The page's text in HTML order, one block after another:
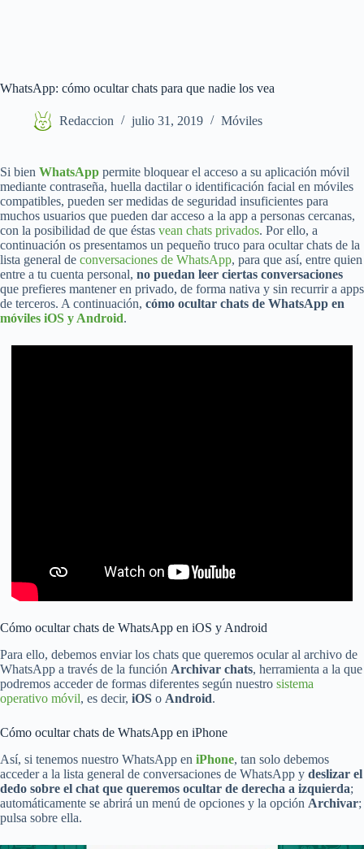
WhatsApp: cómo ocultar chats para que nadie los vea
Redaccion julio 31, 2019 Móviles
Si bien WhatsApp permite bloquear el acceso a su aplicación móvil
mediante contraseña, huella dactilar o identificación facial en móviles
compatibles, pueden ser medidas de seguridad insuficientes para
muchos usuarios que pueden dar acceso a la app a personas cercanas,
con la posibilidad de que éstas vean chats privados. Por ello, a
continuación os presentamos un pequeño truco para ocultar chats de la
lista general de conversaciones de WhatsApp, para que así, entre quien
entre a tu cuenta personal, no puedan leer ciertas conversaciones
que prefieres mantener en privado, de forma nativa y sin recurrir a apps
de terceros. A continuación, cómo ocultar chats de WhatsApp en
móviles iOS y Android.
Cómo ocultar chats de WhatsApp en iOS y Android
Para ello, debemos enviar los chats que queremos ocular al archivo de
WhatsApp a través de la función Archivar chats, herramienta a la que
podremos acceder de formas diferentes según nuestro sistema
operativo móvil, es decir, iOS o Android.
Cómo ocultar chats de WhatsApp en iPhone
Así, si tenemos nuestro WhatsApp en iPhone, tan solo debemos
acceder a la lista general de conversaciones de WhatsApp y deslizar el
dedo sobre el chat que queremos ocultar de derecha a izquierda;
automáticamente se abrirá un menú de opciones y la opción Archivar;
pulsa sobre ella.